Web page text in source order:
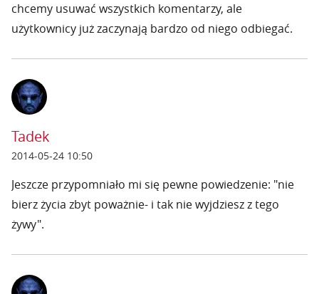
chcemy usuwać wszystkich komentarzy, ale
użytkownicy już zaczynają bardzo od niego odbiegać.
Tadek
2014-05-24 10:50
Jeszcze przypomniało mi się pewne powiedzenie: "nie
bierz życia zbyt poważnie- i tak nie wyjdziesz z tego
żywy".